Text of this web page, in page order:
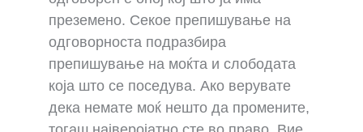
преземено. Секое препишување на
одговорноста подразбира
препишување на моќта и слободата
која што се поседува. Ако верувате
дека немате моќ нешто да промените,